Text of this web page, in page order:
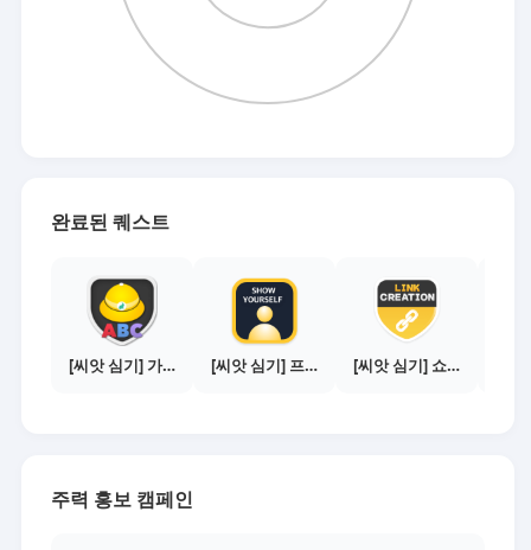
완료된 퀘스트
[씨앗 심기] 가이드보기 - 매체별 활동 가이드 [씨앗 심기] 프로필 사진 등록하기 [씨앗 심기] 쇼핑몰 링크 발급하기 - 제휴몰 10곳
주력 홍보 캠페인